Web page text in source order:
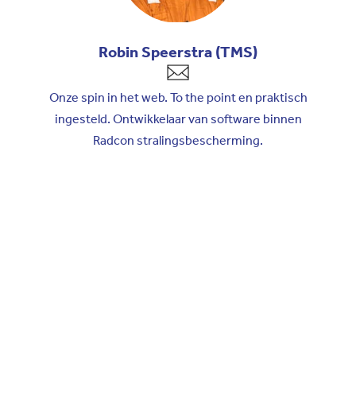
Robin Speerstra (TMS)
Onze spin in het web. To the point en praktisch
ingesteld. Ontwikkelaar van software binnen
Radcon stralingsbescherming.